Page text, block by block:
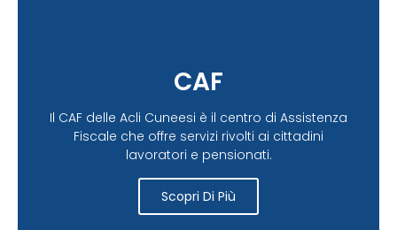
CAF
Il CAF delle Acli Cuneesi è il centro di Assistenza
Fiscale che offre servizi rivolti ai cittadini
lavoratori e pensionati.
Scopri Di Più